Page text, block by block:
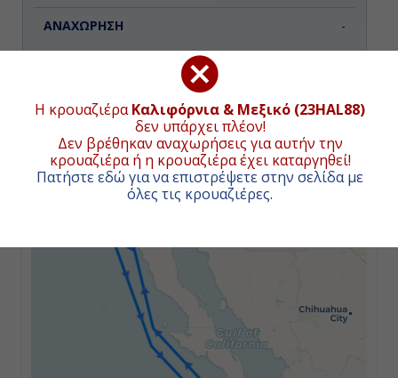
Η κρουαζιέραΚαλιφόρνια & Μεξικό (23HAL88)
δεν υπάρχει πλέον!
Δεν βρέθηκαν αναχωρήσεις για αυτήν την
κρουαζιέρα ή η κρουαζιέρα έχει καταργηθεί!
Πατήστε εδώ για να επιστρέψετε στην σελίδα με
όλες τις κρουαζιέρες.
-
Κάμπο Σαν Λούκας, Μεξικό
11:00
-
ΧΑΡΤΗΣ ΚΡΟΥΑΖΙΕΡΑΣ